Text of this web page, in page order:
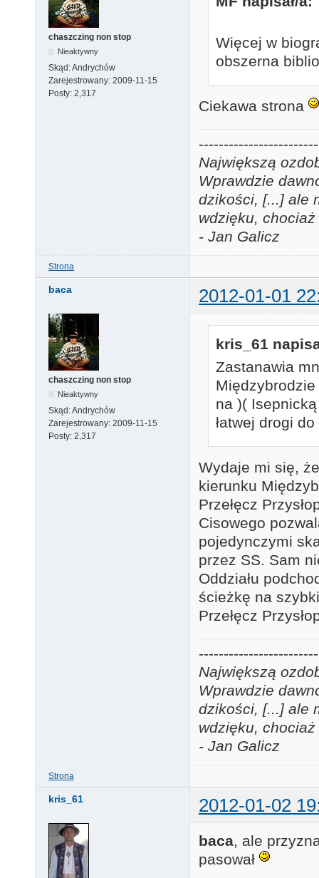
chaszczing non stop
Nieaktywny
Skąd:Andrychów
Zarejestrowany: 2009-11-15
Posty: 2,317
Więcej w
obszerna
Ciekawa strona
Największą
Wprawdzie
dzikości, [...] ale
wdzięku,
- Jan Galicz
Strona
baca 2012-01-01
chaszczing non stop
Nieaktywny
Skąd:Andrychów
Zarejestrowany: 2009-11-15
Posty: 2,317
kris_61
Zastanawia
na )(
łatwej drogi
Wydaje mi się,
kierunku
Przełęcz
Cisowego
pojedynczymi
przez SS. Sam
Oddziału
ścieżkę na
Przełęcz
Największą
Wprawdzie
dzikości, [...] ale
wdzięku,
- Jan Galicz
Strona
kris_61 2012-01-02
baca, ale
pasował